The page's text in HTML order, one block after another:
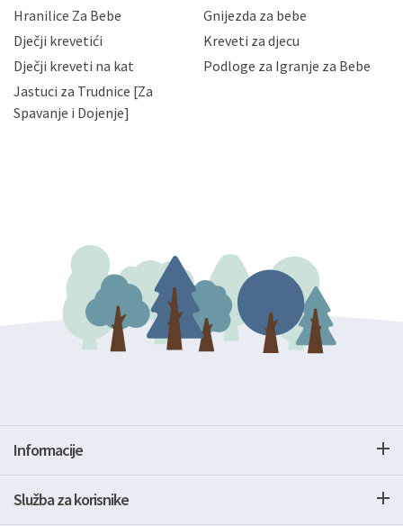
slučajevima koji su dozvoljeni zakonima. Napominjemo
da možete u svako doba, u potpunosti ili djelomice,
zatražiti prestanak aktivnosti obrade Vaših osobnih
podataka. Opoziv privole možete podnijeti poštom na
gore navedenu adresu ili e-mailom na adresu:
Hranilice Za Bebe
Gnijezda za bebe
Dječji krevetići
Kreveti za djecu
Dječji kreveti na kat
Podloge za Igranje za Bebe
Jastuci za Trudnice [Za
Spavanje i Dojenje]
Informacije
Služba za korisnike